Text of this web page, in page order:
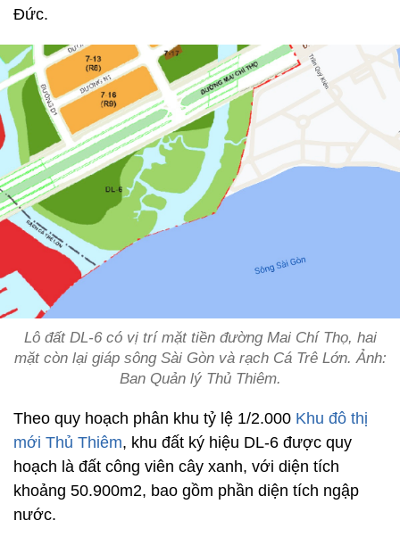
Đức.
Lô đất DL-6 có vị trí mặt tiền đường Mai Chí Thọ, hai
mặt còn lại giáp sông Sài Gòn và rạch Cá Trê Lớn. Ảnh:
Ban Quản lý Thủ Thiêm.
Theo quy hoạch phân khu tỷ lệ 1/2.000 Khu đô thị
mới Thủ Thiêm, khu đất ký hiệu DL-6 được quy
hoạch là đất công viên cây xanh, với diện tích
khoảng 50.900m2, bao gồm phần diện tích ngập
nước.